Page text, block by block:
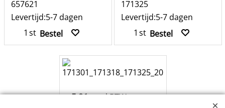
657621
Levertijd:5-7 dagen
st Bestel
171325
Levertijd:5-7 dagen
st Bestel
5.91 excl BTW